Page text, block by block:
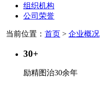
组织机构
公司荣誉
当前位置： 首页 > 企业概况
30+
励精图治30余年